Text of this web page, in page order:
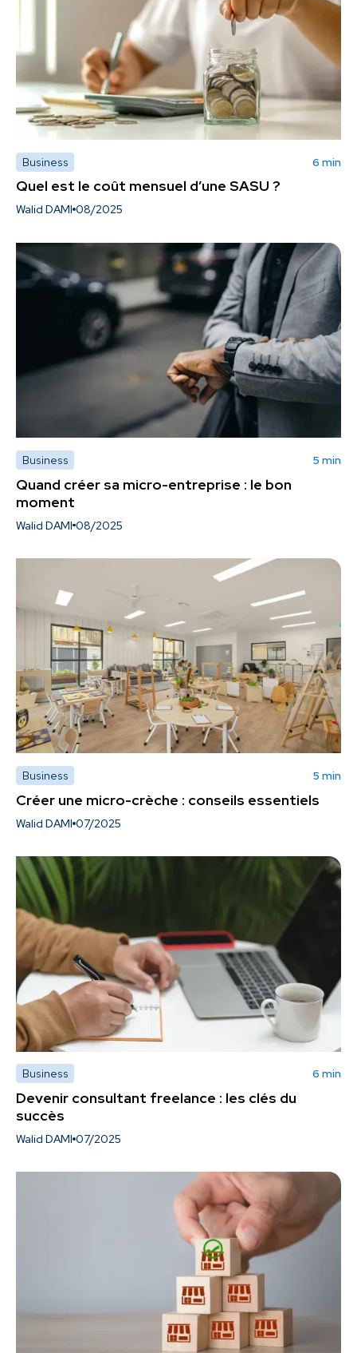
Business 6 min
Quel est le coût mensuel d’une SASU ?
Walid DAMI 08/2025
Business 5 min
Quand créer sa micro-entreprise : le bon
moment
Walid DAMI 08/2025
Business 5 min
Créer une micro-crèche : conseils essentiels
Walid DAMI 07/2025
Business 6 min
Devenir consultant freelance : les clés du
succès
Walid DAMI 07/2025